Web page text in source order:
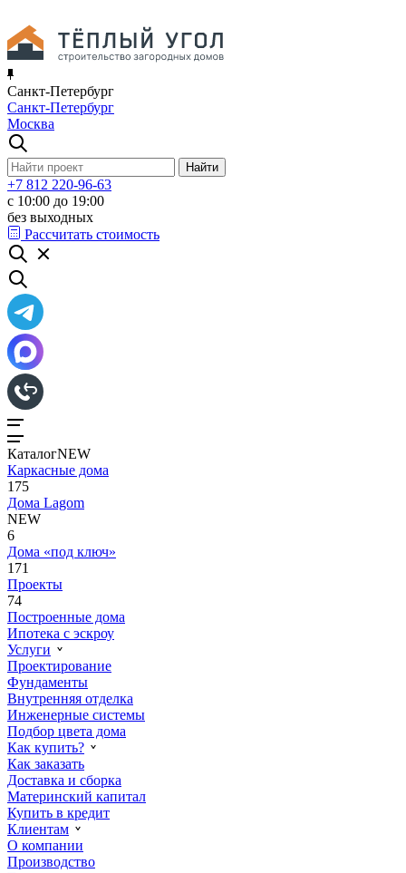
Санкт-Петербург
Санкт-Петербург
Москва
+7 812 220-96-63
с 10:00 до 19:00
без выходных
Рассчитать стоимость
КаталогNEW
Каркасные дома
175
Дома Lagom
NEW
6
Дома «под ключ»
171
Проекты
74
Построенные дома
Ипотека с эскроу
Услуги
Проектирование
Фундаменты
Внутренняя отделка
Инженерные системы
Подбор цвета дома
Как купить?
Как заказать
Доставка и сборка
Материнский капитал
Купить в кредит
Клиентам
О компании
Производство